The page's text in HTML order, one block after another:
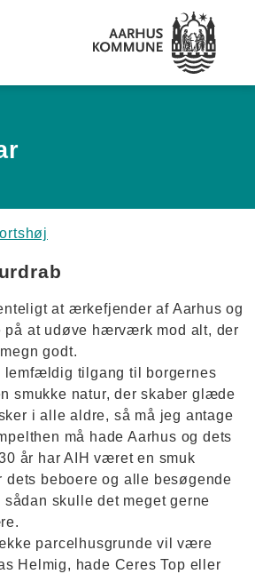
at ærkefjender af Aarhus og
på at udøve hærværk mod alt, der
godt.
lemfældig tilgang til borgernes
smukke natur, der skaber glæde
i alle aldre, så må jeg antage
må hade Aarhus og dets
år har AIH været en smuk
dets beboere og alle besøgende
skulle det meget gerne
parcelhusgrunde vil være
Helmig, hade Ceres Top eller